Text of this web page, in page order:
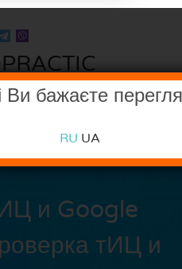
и Google
тИЦ и
Ви бажаєте
RU UA